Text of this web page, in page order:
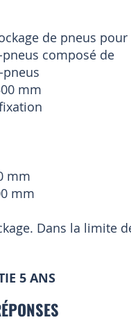
de pneus pour
composé de
mm
mm
mm
Dans la limite
5 ANS